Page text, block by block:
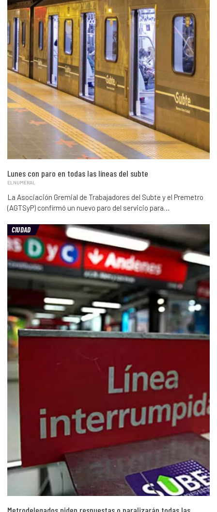
Lunes con paro en todas las líneas del subte
ELNUMERAL
La Asociación Gremial de Trabajadores del Subte y el Premetro
(AGTSyP) confirmó un nuevo paro del servicio para…
CIUDAD